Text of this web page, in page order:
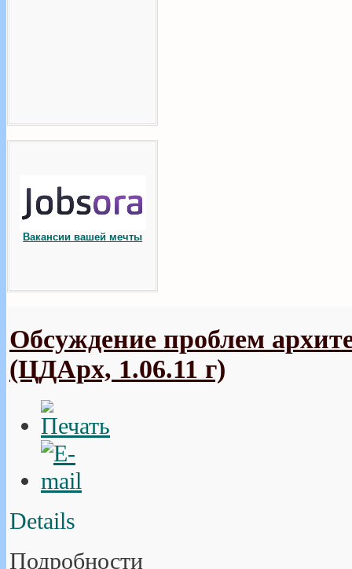
Вакансии вашей мечты
Обсуждение проблем
(ЦДАрх, 1.06.11 г)
Details
Подробности